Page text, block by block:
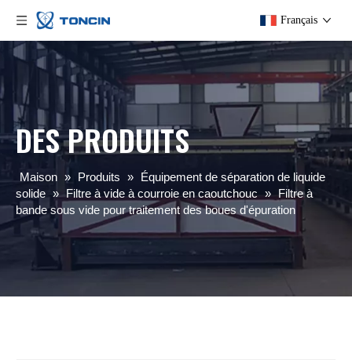
Français
DES PRODUITS
Maison » Produits » Équipement de séparation de liquide
solide » Filtre à vide à courroie en caoutchouc » Filtre à
bande sous vide pour traitement des boues d'épuration